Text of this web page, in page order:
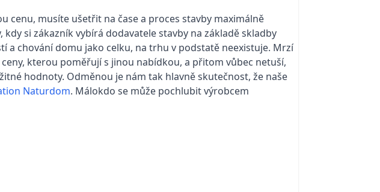
cenu, musíte ušetřit na čase a proces stavby maximálně
si zákazník vybírá dodavatele stavby na základě skladby
chování domu jako celku, na trhu v podstatě neexistuje. Mrzí
kterou poměřují s jinou nabídkou, a přitom vůbec netuší,
hodnoty. Odměnou je nám tak hlavně skutečnost, že naše
Naturdom. Málokdo se může pochlubit výrobcem